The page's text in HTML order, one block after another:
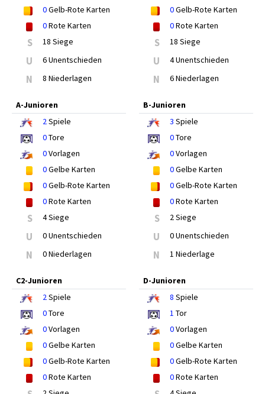
0Gelb-Rote Karten
0Rote Karten
S 18 Siege
U 6 Unentschieden
N 8 Niederlagen
0Gelb-Rote Karten
0Rote Karten
S 18 Siege
U 4 Unentschieden
N 6 Niederlagen
A-Junioren
2Spiele
0Tore
0Vorlagen
0Gelbe Karten
0Gelb-Rote Karten
0Rote Karten
S 4 Siege
U 0 Unentschieden
N 0 Niederlagen
B-Junioren
3 Spiele
0Tore
0Vorlagen
0Gelbe Karten
0Gelb-Rote Karten
0Rote Karten
S 2 Siege
U 0 Unentschieden
N 1 Niederlage
C2-Junioren
2Spiele
0Tore
0Vorlagen
0Gelbe Karten
0Gelb-Rote Karten
0Rote Karten
D-Junioren
8 Spiele
1 Tor
0Vorlagen
0Gelbe Karten
0Gelb-Rote Karten
0Rote Karten